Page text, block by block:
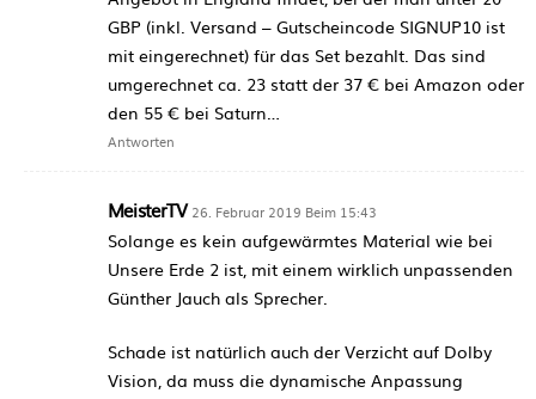
GBP (inkl. Versand – Gutscheincode SIGNUP10 ist
mit eingerechnet) für das Set bezahlt. Das sind
umgerechnet ca. 23 statt der 37 € bei Amazon oder
den 55 € bei Saturn…
Antworten
MeisterTV 26. Februar 2019 Beim 15:43
Solange es kein aufgewärmtes Material wie bei
Unsere Erde 2 ist, mit einem wirklich unpassenden
Günther Jauch als Sprecher.
Schade ist natürlich auch der Verzicht auf Dolby
Vision, da muss die dynamische Anpassung